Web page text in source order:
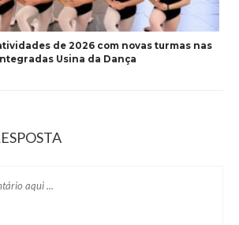
de 2026 com novas turmas nas
Usina da Dança